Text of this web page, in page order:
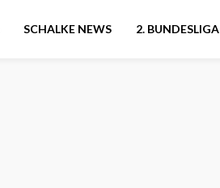
SCHALKE NEWS 2. BUNDESLIGA